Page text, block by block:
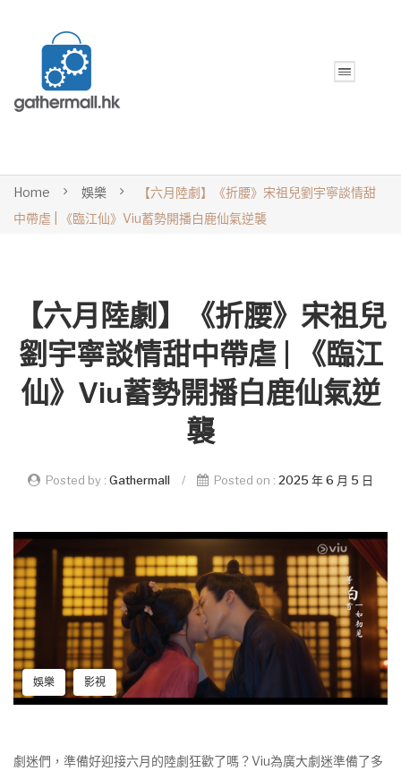
Home 娛樂
【六月陸劇】《折腰》宋祖兒劉宇寧談情甜
中帶虐 | 《臨江仙》Viu蓄勢開播白鹿仙氣逆襲
【六月陸劇】《折腰》宋祖兒
劉宇寧談情甜中帶虐 | 《臨江
仙》Viu蓄勢開播白鹿仙氣逆
襲
Posted by : Gathermall / Posted on : 2025 年 6 月 5 日
娛樂 影視
劇迷們，準備好迎接六月的陸劇狂歡了嗎？Viu為廣大劇迷準備了多